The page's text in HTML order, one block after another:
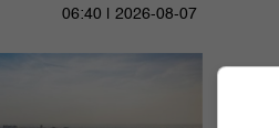
06:40 | 2026-08-07